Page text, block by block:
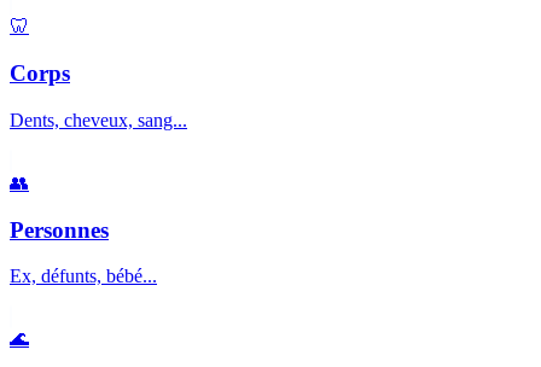
🦷
Corps
Dents, cheveux, sang...
👥
Personnes
Ex, défunts, bébé...
🌊